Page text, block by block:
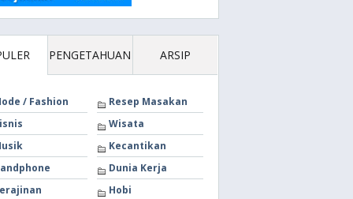
PENGETAHUAN ARSIP
/ Fashion
Resep Masakan
Wisata
Kecantikan
Dunia Kerja
Hobi